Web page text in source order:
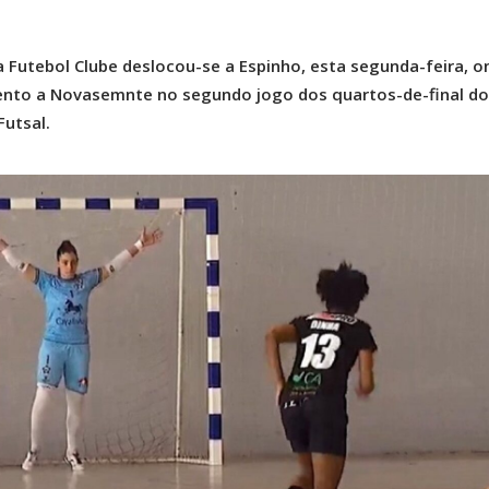
Futebol Clube deslocou-se a Espinho, esta segunda-feira,
a Novasemnte no segundo jogo dos quartos-de-final